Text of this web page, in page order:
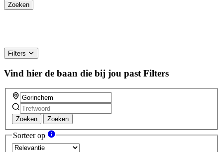
Filters
Vind hier de baan die bij jou past Filters
Zoeken Zoeken
Sorteer op